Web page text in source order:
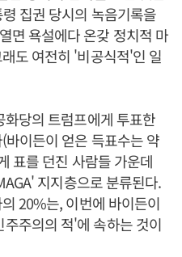
집권 당시의 녹음기록을
면 욕설에다 온갖 정치적 마
도 여전히 '비공식적'인 일
당의 트럼프에게 투표한
이든이 얻은 득표수는 약
표를 던진 사람들 가운데
지지층으로 분류된다.
20%는, 이번에 바이든이
주의의 적'에 속하는 것이